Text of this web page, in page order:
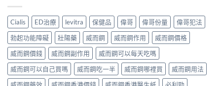
Cialis ED治療 levitra 保健品 偉哥 偉哥份量
偉哥犯法
勃起功能障礙
壯陽藥 威而鋼 威而鋼作用
威而鋼價格
威而鋼價錢
威而鋼副作用
威而鋼可以每天吃嗎
威而鋼可以自己買嗎
威而鋼吃一半 威而鋼哪裡買
威而鋼用法